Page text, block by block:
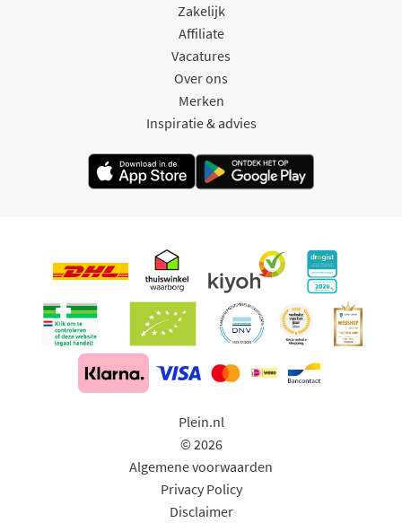
Zakelijk
Affiliate
Vacatures
Over ons
Merken
Inspiratie & advies
Plein.nl
© 2026
Algemene voorwaarden
Privacy Policy
Disclaimer